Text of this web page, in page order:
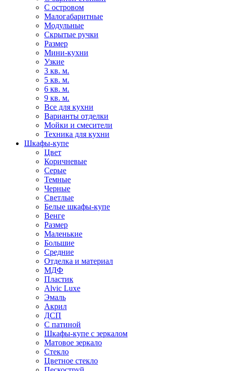
С островом
Малогабаритные
Модульные
Скрытые ручки
Размер
Мини-кухни
Узкие
3 кв. м.
5 кв. м.
6 кв. м.
9 кв. м.
Все для кухни
Варианты отделки
Мойки и смесители
Техника для кухни
Шкафы-купе
Цвет
Коричневые
Серые
Темные
Черные
Светлые
Белые шкафы-купе
Венге
Размер
Маленькие
Большие
Средние
Отделка и материал
МДФ
Пластик
Alvic Luxe
Эмаль
Акрил
ДСП
С патиной
Шкафы-купе с зеркалом
Матовое зеркало
Стекло
Цветное стекло